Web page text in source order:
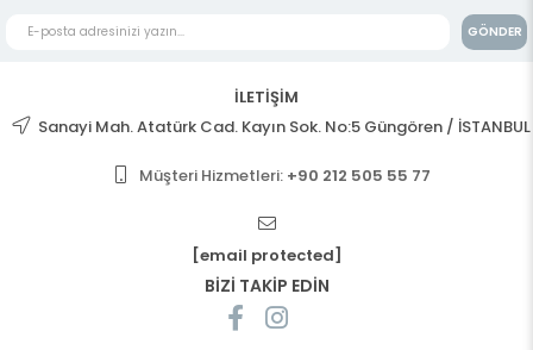
GÖNDER
İLETİŞİM
Sanayi Mah. Atatürk Cad. Kayın Sok. No:5 Güngören / İSTANBUL
Müşteri Hizmetleri: +90 212 505 55 77
[email protected]
BİZİ TAKİP EDİN